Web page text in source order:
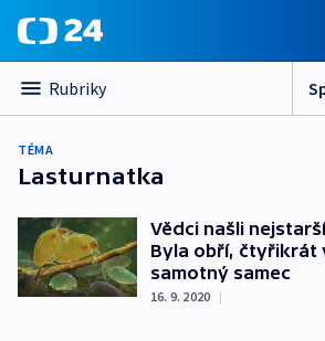
Rubriky
TÉMA
Lasturnatka
Vědci našli
Byla obří, čtyřikrát
samotný samec
16. 9. 2020 |